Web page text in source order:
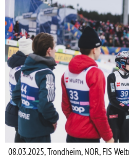
08.03.2025, Trondheim, NOR, FIS